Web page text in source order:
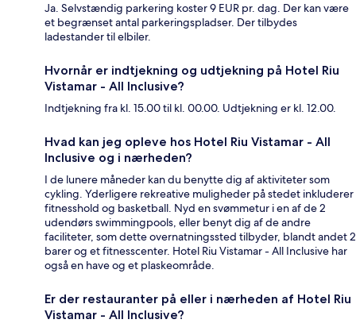
Ja. Selvstændig parkering koster 9 EUR pr. dag. Der kan være
et begrænset antal parkeringspladser. Der tilbydes
ladestander til elbiler.
Hvornår er indtjekning og udtjekning på Hotel Riu
Vistamar - All Inclusive?
Indtjekning fra kl. 15.00 til kl. 00.00. Udtjekning er kl. 12.00.
Hvad kan jeg opleve hos Hotel Riu Vistamar - All
Inclusive og i nærheden?
I de lunere måneder kan du benytte dig af aktiviteter som
cykling. Yderligere rekreative muligheder på stedet inkluderer
fitnesshold og basketball. Nyd en svømmetur i en af de 2
udendørs swimmingpools, eller benyt dig af de andre
faciliteter, som dette overnatningssted tilbyder, blandt andet 2
barer og et fitnesscenter. Hotel Riu Vistamar - All Inclusive har
også en have og et plaskeområde.
Er der restauranter på eller i nærheden af Hotel Riu
Vistamar - All Inclusive?